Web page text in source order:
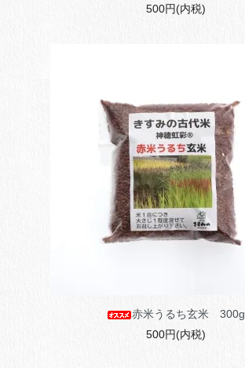
500円(内税)
赤米うるち玄米 300g
500円(内税)